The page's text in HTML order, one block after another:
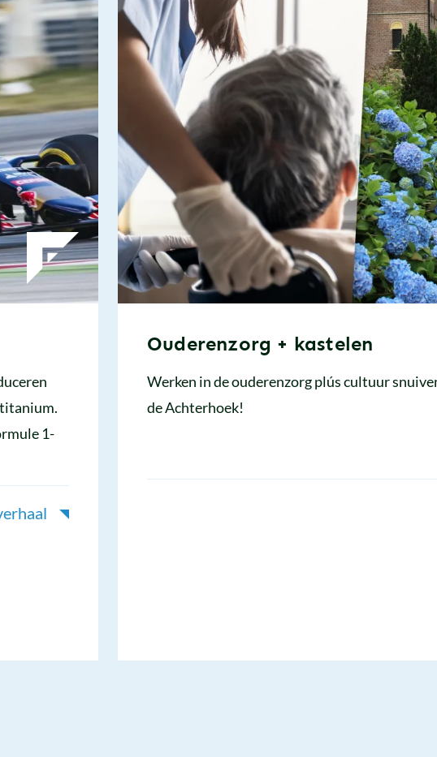
1-
Ouderenzorg + kastelen
Werken in de ouderenzorg plús cultuur
de Achterhoek!